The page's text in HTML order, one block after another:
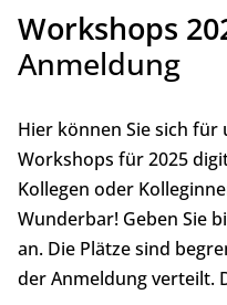
Workshops
Anmeldung
Hier können Sie sich für
Workshops für 2025
Kollegen oder
Wunderbar! Geben Sie
an. Die Plätze sind
der Anmeldung verteilt.